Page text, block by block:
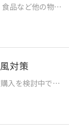
品など他の物に
対策
入を検討中で
、設置予定の
、50kg程度の
コンクリートの